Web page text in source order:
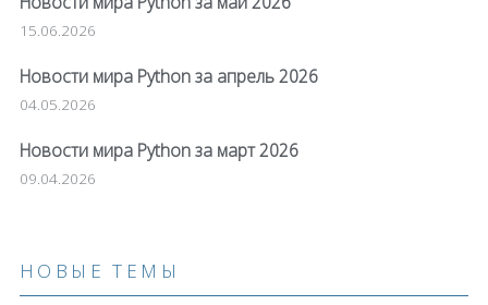
15.06.2026
Новости мира Python за апрель 2026
04.05.2026
Новости мира Python за март 2026
09.04.2026
НОВЫЕ ТЕМЫ